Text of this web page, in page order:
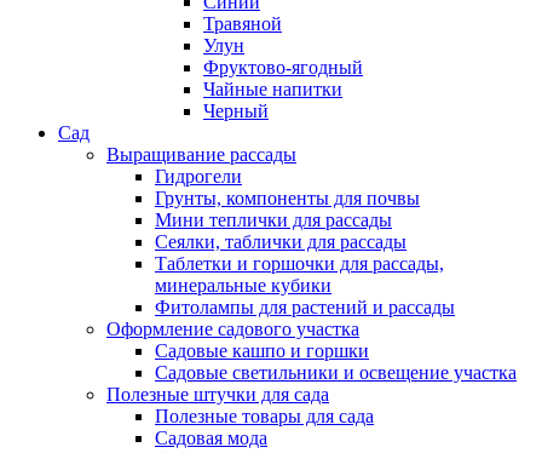
Травяной
Улун
Фруктово-ягодный
Чайные напитки
Черный
Сад
Выращивание рассады
Гидрогели
Грунты, компоненты для почвы
Мини теплички для рассады
Сеялки, таблички для рассады
Таблетки и горшочки для рассады,
минеральные кубики
Фитолампы для растений и рассады
Оформление садового участка
Садовые кашпо и горшки
Садовые светильники и освещение участка
Полезные штучки для сада
Полезные товары для сада
Садовая мода